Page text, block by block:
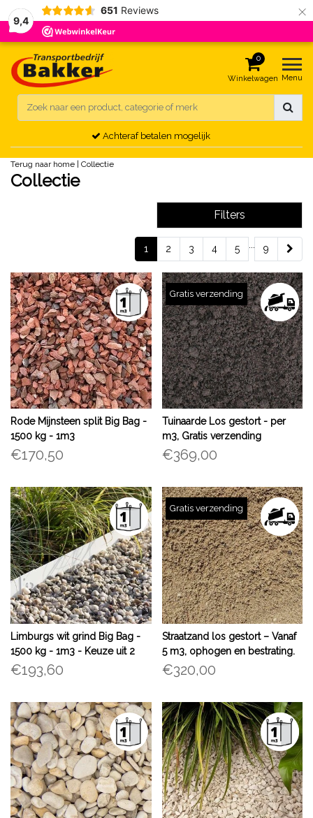
9,4
651 Reviews ×
0
Winkelwagen Menu
Achteraf betalen mogelijk
Terug naar home Collectie
Collectie
Filters
1 2 3 4 5 9
Rode Mijnsteen split Big Bag -
1500 kg - 1m3
€170,50
Gratis verzending
Tuinaarde Los gestort - per
m3, Gratis verzending
€369,00
Limburgs wit grind Big Bag -
1500 kg - 1m3 - Keuze uit 2
formaten
€193,60
Gratis verzending
Straatzand los gestort – Vanaf
5 m3, ophogen en bestrating.
Gratis verzending
€320,00